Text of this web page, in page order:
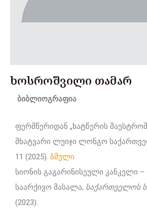
ხოსროშვილი თამარ
ბიბლიოგრაფია
ფერმწერიდან „ხატწერის
მხატვარი ლუიჯი ლონგო
11 (2025). ბმული
სიონის გაგარინისეული კანკელი
საარქივო მასალა, საქართველოს
(2023).